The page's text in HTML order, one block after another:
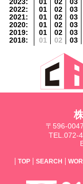
2023: 01 02 03
2022: 01 02 03
2021: 01 02 03
2020: 01 02 03
2019: 01 02 03
2018: 01 02 03
〒596-
TEL.072-
TOP SEARCH